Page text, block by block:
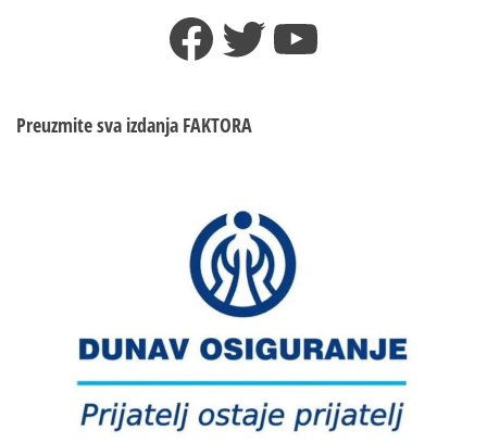
Facebook
TwitterYouTube
Preuzmite sva izdanja FAKTORA